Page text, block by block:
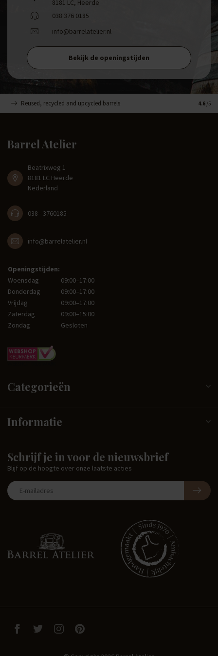
8181 LC, Heerde
038 376 0185
info@barrelatelier.nl
Bekijk de openingstijden
Reused, recycled and upcycled barrels 4.6 /5
Barrel Atelier
Beatrixweg 1
8181 LC Heerde
Nederland
038 - 3760185
info@barrelatelier.nl
Openingstijden:
Woensdag
09:00–17:00
Donderdag
09:00–17:00
Vrijdag
09:00–17:00
Zaterdag
09:00–15:00
Zondag
Gesloten
Categorieën
Informatie
Schrijf je in voor de nieuwsbrief
Blijf op de hoogte over onze laatste acties